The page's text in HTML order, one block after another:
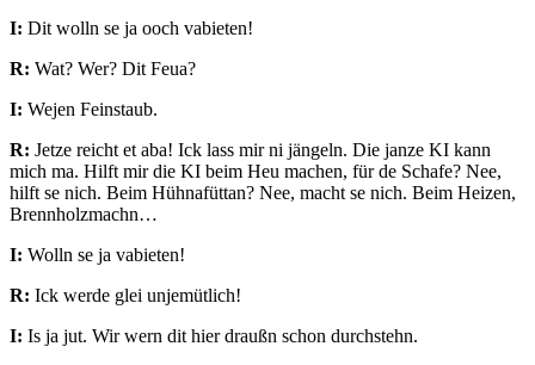
I: Dit wolln se ja ooch vabieten!
R: Wat? Wer? Dit Feua?
I: Wejen Feinstaub.
R: Jetze reicht et aba! Ick lass mir ni jängeln. Die janze KI kann
mich ma. Hilft mir die KI beim Heu machen, für de Schafe? Nee,
hilft se nich. Beim Hühnafüttan? Nee, macht se nich. Beim Heizen,
Brennholzmachn…
I: Wolln se ja vabieten!
R: Ick werde glei unjemütlich!
I: Is ja jut. Wir wern dit hier draußn schon durchstehn.